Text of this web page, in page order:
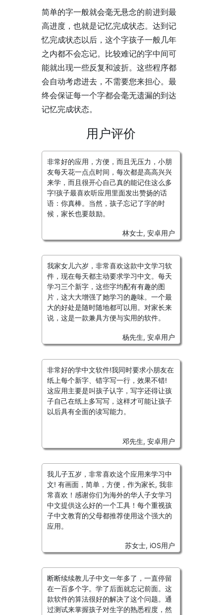
简单的字一般就会毫无悬念的前进到最
高进度，也就是记忆完成状态。达到记
忆完成状态以后，这个字孩子一般几年
之内都不会忘记。比较难记的字中间可
能就出现一些反复和波折。这些程序都
会自动考虑进去，不需要您来担心。最
终会保证每一个字都会毫无遗漏的到达
记忆完成状态。
用户评价
非常好的应用，方便，而且无压力，小朋
友每天花一点点时间，每次都是高高兴兴
来学，而且很开心自己真的能记住这么多
字!孩子最喜欢听应用里面发出赞扬的话
语：你真棒。当然，孩子忘记了字的时
候，家长也要鼓励。
林女士, 安卓用户
我家女儿六岁，非常喜欢这款中文学习软
件，现在每天都主动要求学习中文。每天
学习三个新字，这些字均配有有趣的图
片，这大大增强了她学习的趣味。一个最
大的好处是随时随地都可以用。对家长来
说，这是一款兼具方便与实用的软件。
杨先生, 安卓用户
非常好的学中文软件!我同时要求小朋友在
纸上每个新字、错字写一行，效果不错!
这应用主要是叫孩子认字，写字还得让孩
子自己在纸上多写写，这样才可能让孩子
以后具有全面的读写能力。
邓先生, 安卓用户
我儿子五岁，非常喜欢这个应用来学习中
文! 有画面，简单，方便，作为家长, 我非
常喜欢！感谢你们为海外的华人子女学习
中文提供这么好的一个工具！每个重视孩
子中文教育的父母都推荐使用这个强大的
应用。
苏女士, iOS用户
断断续续教儿子中文一年多了，一直停留
在一百多个字。学了后面就忘记前面。这
款软件的算法很好的解决了这个问题。通
过测试来掌握孩子对生字的熟悉程度，然